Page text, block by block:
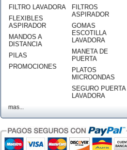
FILTRO LAVADORA
FLEXIBLES
ASPIRADOR
MANDOS A
DISTANCIA
PILAS
PROMOCIONES
FILTROS
ASPIRADOR
GOMAS
ESCOTILLA
LAVADORA
MANETA DE
PUERTA
PLATOS
MICROONDAS
SEGURO PUERTA
LAVADORA
mas...